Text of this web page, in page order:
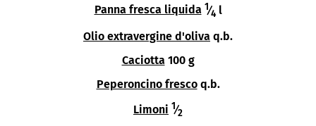
Panna fresca liquida 1⁄4 l
Olio extravergine d'oliva q.b.
Caciotta 100 g
Peperoncino fresco q.b.
Limoni 1⁄2